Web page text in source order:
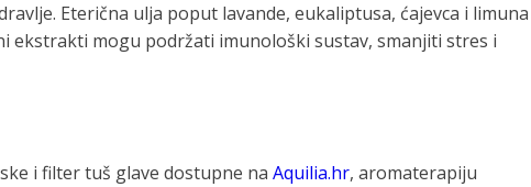
Eterična ulja poput lavande, eukaliptusa, ćajevca i limuna
ekstrakti mogu podržati imunološki sustav, smanjiti stres i
i filter tuš glave dostupne na Aquilia.hr, aromaterapiju
na akciji
vodu
Učinkovito filtriranje vode iz
Kod nas